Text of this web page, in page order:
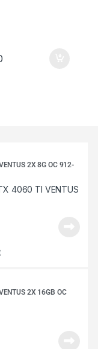
2X 8G OC 912-
2X 16GB OC